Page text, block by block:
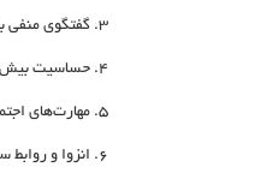
گفتگوی منفی
حساسیت بیش
مهارت‌های
انزوا و